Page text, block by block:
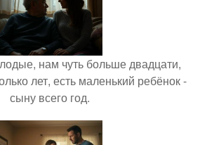
нам чуть больше двадцати,
лет, есть маленький ребёнок -
сыну всего год.